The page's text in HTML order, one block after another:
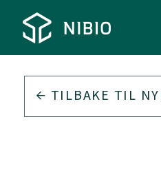
TILBAKE TIL